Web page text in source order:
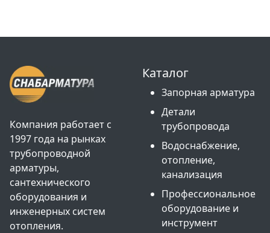
Компания работает с
1997 года на рынках
трубопроводной
арматуры,
сантехнического
оборудования и
инженерных систем
отопления.
Каталог
Запорная арматура
Детали
трубопровода
Водоснабжение,
отопление,
канализация
Профессиональное
оборудование и
инструмент